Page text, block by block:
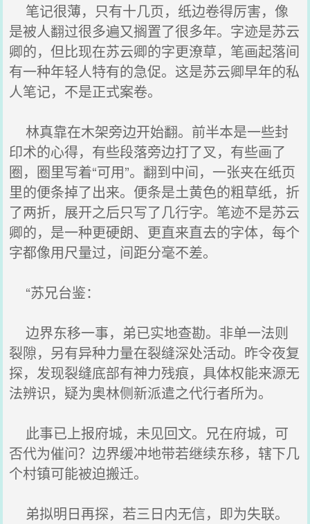
笔记很薄，只有十几页，纸边卷得厉害，像
是被人翻过很多遍又搁置了很多年。字迹是苏云
卿的，但比现在苏云卿的字更潦草，笔画起落间
有一种年轻人特有的急促。这是苏云卿早年的私
人笔记，不是正式案卷。
林真靠在木架旁边开始翻。前半本是一些封
印术的心得，有些段落旁边打了叉，有些画了
圈，圈里写着“可用”。翻到中间，一张夹在纸页
里的便条掉了出来。便条是土黄色的粗草纸，折
了两折，展开之后只写了几行字。笔迹不是苏云
卿的，是一种更硬朗、更直来直去的字体，每个
字都像用尺量过，间距分毫不差。
“苏兄台鉴：
边界东移一事，弟已实地查勘。非单一法则
裂隙，另有异种力量在裂缝深处活动。昨令夜复
探，发现裂缝底部有神力残痕，具体权能来源无
法辨识，疑为奥林侧新派遣之代行者所为。
此事已上报府城，未见回文。兄在府城，可
否代为催问？边界缓冲地带若继续东移，辖下几
个村镇可能被迫搬迁。
弟拟明日再探，若三日内无信，即为失联。